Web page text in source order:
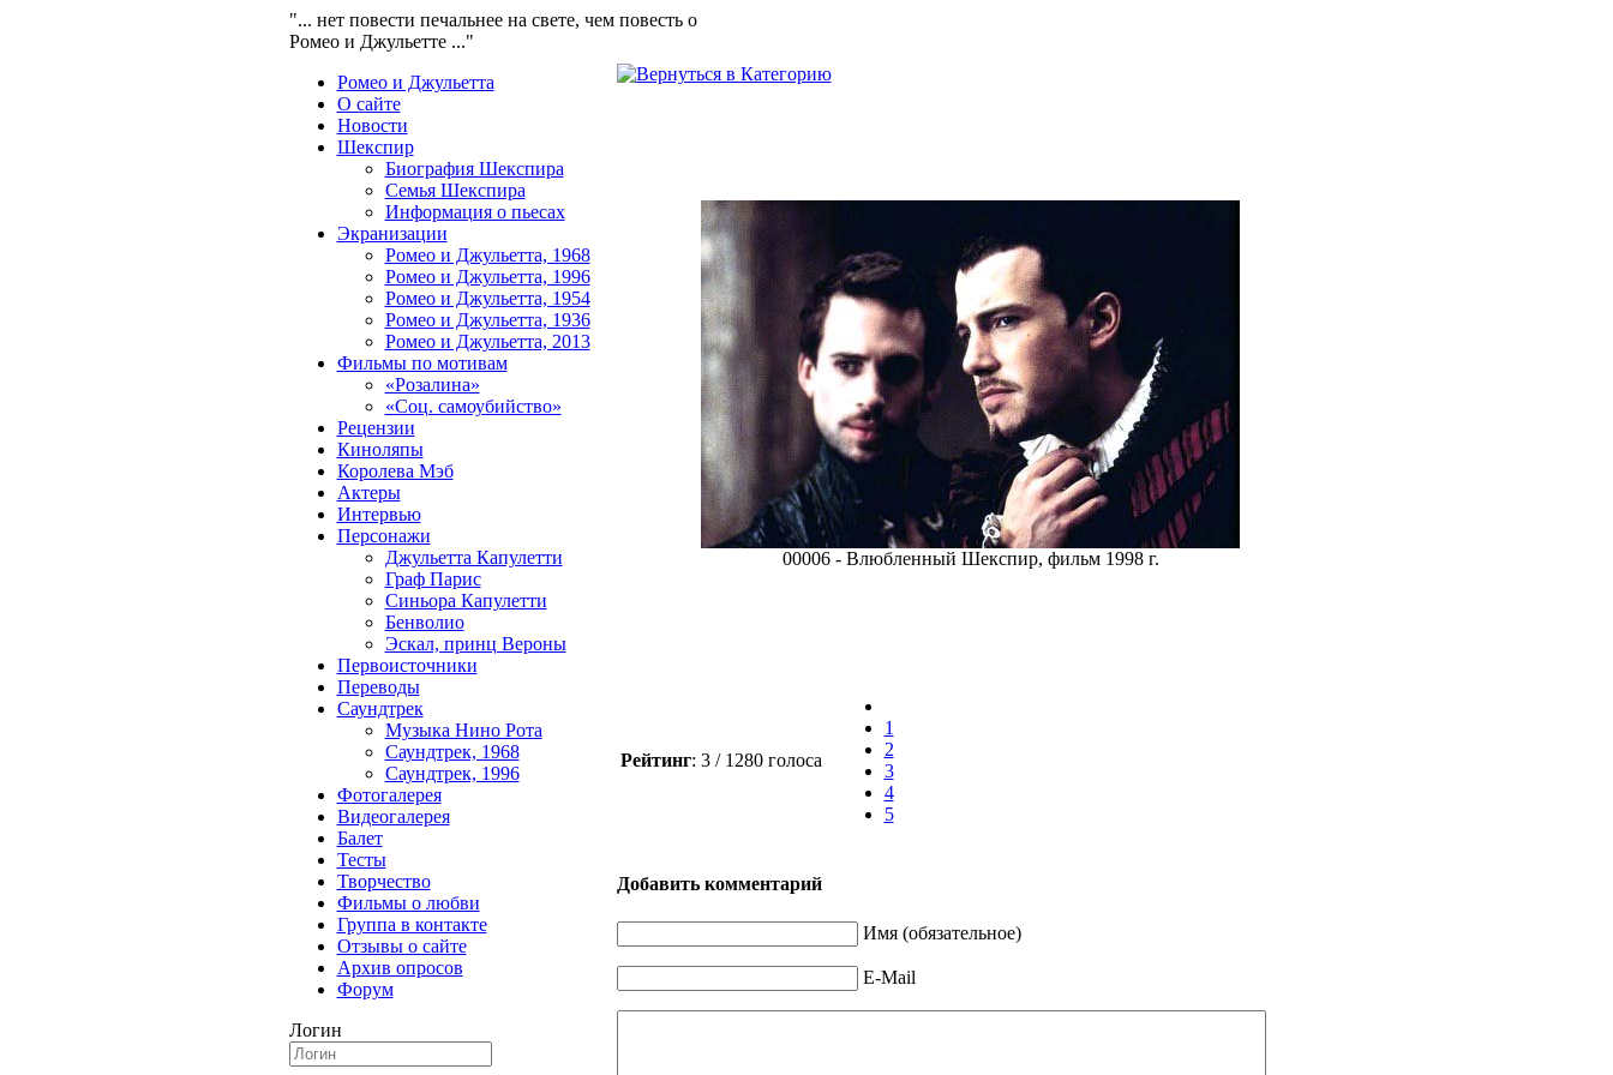
"... нет повести печальнее на свете, чем повесть о
Ромео и Джульетте ..."
Ромео и Джульетта
О сайте
Новости
Шекспир
Биография Шекспира
Семья Шекспира
Информация о пьесах
Экранизации
Ромео и Джульетта, 1968
Ромео и Джульетта, 1996
Ромео и Джульетта, 1954
Ромео и Джульетта, 1936
Ромео и Джульетта, 2013
Фильмы по мотивам
«Розалина»
«Соц. самоубийство»
Рецензии
Киноляпы
Королева Мэб
Актеры
Интервью
Персонажи
Джульетта Капулетти
Граф Парис
Синьора Капулетти
Бенволио
Эскал, принц Вероны
Первоисточники
Переводы
Саундтрек
Музыка Нино Рота
Саундтрек, 1968
Саундтрек, 1996
Фотогалерея
Видеогалерея
Балет
Тесты
Творчество
Фильмы о любви
Группа в контакте
Отзывы о сайте
Архив опросов
Форум
Логин
00006 - Влюбленный Шекспир, фильм 1998 г.
Рейтинг: 3 / 1280 голоса
1
2
3
4
5
Добавить комментарий
Имя (обязательное)
E-Mail